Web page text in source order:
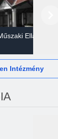
Ellátó
Intézmény